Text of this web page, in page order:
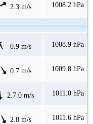
2.3 m/s 1008.2 hPa
0.9 m/s 1008.9 hPa
0.7 m/s 1009.8 hPa
2.7.0 m/s 1011.0 hPa
2.8 m/s 1011.6 hPa